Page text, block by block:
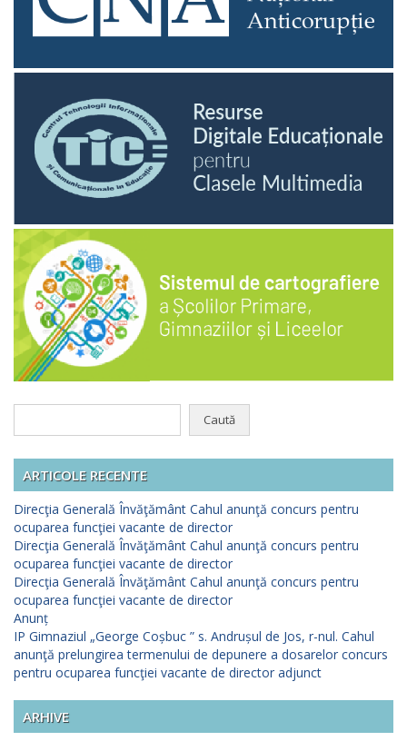
ARTICOLE RECENTE
Direcţia Generală Învăţământ Cahul anunţă concurs pentru
ocuparea funcţiei vacante de director
Direcţia Generală Învăţământ Cahul anunţă concurs pentru
ocuparea funcţiei vacante de director
Direcţia Generală Învăţământ Cahul anunţă concurs pentru
ocuparea funcţiei vacante de director
Anunț
IP Gimnaziul „George Coșbuc ” s. Andrușul de Jos, r-nul. Cahul
anunţă prelungirea termenului de depunere a dosarelor concurs
pentru ocuparea funcţiei vacante de director adjunct
ARHIVE